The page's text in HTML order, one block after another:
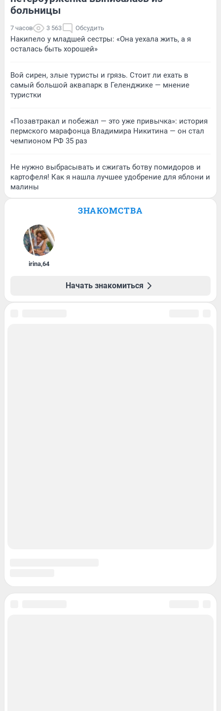
больницы
7 часов 3 563 Обсудить
Накипело у младшей сестры: «Она уехала жить, а я
осталась быть хорошей»
Вой сирен, злые туристы и грязь. Стоит ли ехать в
самый большой аквапарк в Геленджике — мнение
туристки
«Позавтракал и побежал — это уже привычка»: история
пермского марафонца Владимира Никитина — он стал
чемпионом РФ 35 раз
Не нужно выбрасывать и сжигать ботву помидоров и
картофеля! Как я нашла лучшее удобрение для яблони и
малины
ЗНАКОМСТВА
irina,64
Начать знакомиться